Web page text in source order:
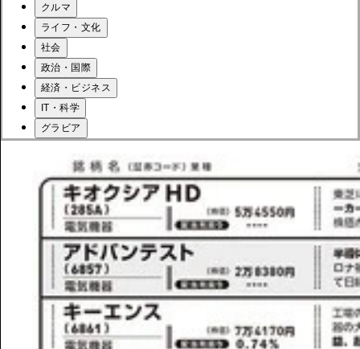
クルマ
ライフ・文化
社会
政治・国際
経済・ビジネス
IT・科学
グラビア